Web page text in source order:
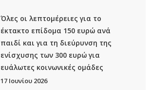
Όλες οι λεπτομέρειες για το
έκτακτο επίδομα 150 ευρώ ανά
παιδί και για τη διεύρυνση της
ενίσχυσης των 300 ευρώ για
ευάλωτες κοινωνικές ομάδες
17 Ιουνίου 2026